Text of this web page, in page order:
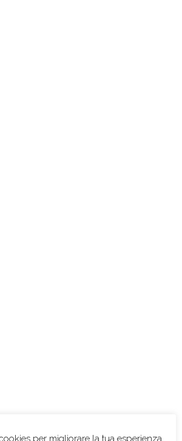
per migliorare la tua esperienza.